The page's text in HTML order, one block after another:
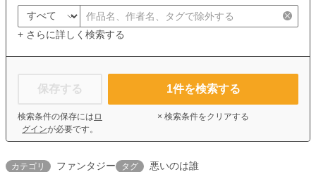
+ さらに詳しく検索する
保存する
検索条件の保存には ロ
グインが必要です。
1件を検索する
× 検索条件をクリアする
カテゴリ ファンタジー タグ 悪いのは誰